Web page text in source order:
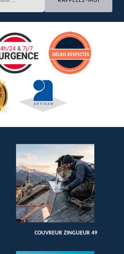
COUVREUR ZINGUEUR 49